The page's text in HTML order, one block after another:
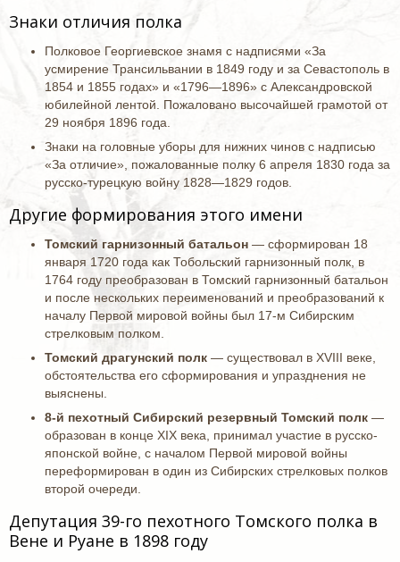
Знаки отличия полка
Полковое Георгиевское знамя с надписями «За
усмирение Трансильвании в 1849 году и за Севастополь в
1854 и 1855 годах» и «1796—1896» с Александровской
юбилейной лентой. Пожаловано высочайшей грамотой от
29 ноября 1896 года.
Знаки на головные уборы для нижних чинов с надписью
«За отличие», пожалованные полку 6 апреля 1830 года за
русско-турецкую войну 1828—1829 годов.
Другие формирования этого имени
Томский гарнизонный батальон — сформирован 18
января 1720 года как Тобольский гарнизонный полк, в
1764 году преобразован в Томский гарнизонный батальон
и после нескольких переименований и преобразований к
началу Первой мировой войны был 17-м Сибирским
стрелковым полком.
Томский драгунский полк — существовал в XVIII веке,
обстоятельства его сформирования и упразднения не
выяснены.
8-й пехотный Сибирский резервный Томский полк —
образован в конце XIX века, принимал участие в русско-
японской войне, с началом Первой мировой войны
переформирован в один из Сибирских стрелковых полков
второй очереди.
Депутация 39-го пехотного Томского полка в
Вене и Руане в 1898 году